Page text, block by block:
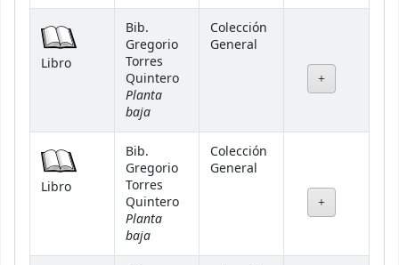
Libro
Bib.
Gregorio
Torres
Quintero
Planta
baja
Colección
General
Libro
Bib.
Gregorio
Torres
Quintero
Planta
baja
Colección
General